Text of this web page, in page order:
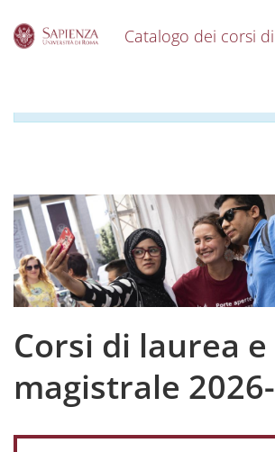
Catalogo dei corsi
I contenuti del catalogo per l'a.a.
Corsi di laurea
magistrale